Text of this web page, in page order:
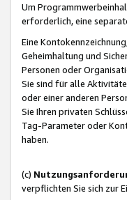
Um
erforderlich, eine
Eine
Geheimhaltung und
Personen oder
Sie sind für alle
oder einer anderen
Sie Ihren privaten
Tag-Parameter oder
haben.
(c)
verpflichten Sie sich zur